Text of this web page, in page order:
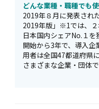
どんな業種・職種でも
2019年８月に発表され
2019年版」※1では、
日本国内シェアNo.１
開始から3年で、導入
用者は全国47都道府県
さまざまな企業・団体